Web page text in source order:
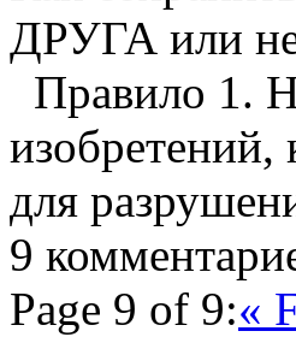
ДРУГА или
Правило 1.
изобретений,
для
9
Page 9 of 9:«